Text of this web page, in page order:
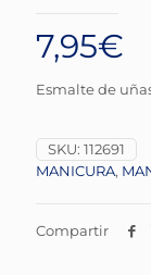
7,95€
Esmalte de
SKU: 112691
MANICURA,
Compartir